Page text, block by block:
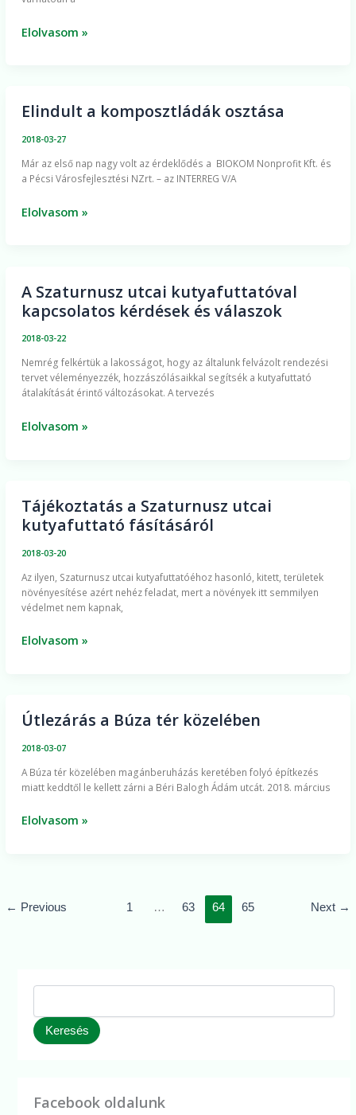
Elolvasom »
Elindult a komposztládák osztása
2018-03-27
Már az első nap nagy volt az érdeklődés a BIOKOM Nonprofit Kft. és
a Pécsi Városfejlesztési NZrt. – az INTERREG V/A
Elindult
osztása
Elolvasom »
A Szaturnusz utcai kutyafuttatóval
kapcsolatos kérdések és válaszok
2018-03-22
Nemrég felkértük a lakosságot, hogy az általunk felvázolt rendezési
tervet véleményezzék, hozzászólásaikkal segítsék a kutyafuttató
átalakítását érintő változásokat. A tervezés
A
Szaturnusz
kapcsolatos
kérdések
válaszok
Elolvasom »
Tájékoztatás a Szaturnusz utcai
kutyafuttató fásításáról
2018-03-20
Az ilyen, Szaturnusz utcai kutyafuttatóéhoz hasonló, kitett, területek
növényesítése azért nehéz feladat, mert a növények itt semmilyen
védelmet nem kapnak,
Tájékoztatás
a
kutyafuttató
fásításáról
Elolvasom »
Útlezárás a Búza tér közelében
2018-03-07
A Búza tér közelében magánberuházás keretében folyó építkezés
miatt keddtől le kellett zárni a Béri Balogh Ádám utcát. 2018. március
Útlezárás
tér
közelében
Elolvasom »
← Previous 1 … 63 64 65 Next →
Keresés
Facebook oldalunk